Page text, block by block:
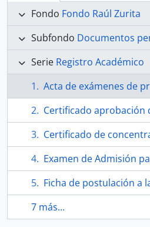
Fondo Fondo Raúl Zurita
Subfondo Documentos
Serie Registro Académico
Acta de exámenes de primer año C de
Certificado aprobación de materias Raúl Zurita
Certificado de concentración de
Examen de Admisión para las Escuelas de Técnicos, Constructores
Ficha de postulación a la
7 más...